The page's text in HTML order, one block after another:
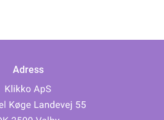
Adress